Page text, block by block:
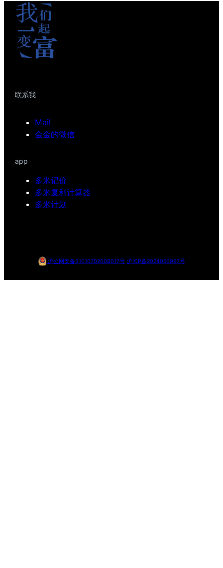
联系我
Mail
金金的微信
app
多米记价
多米复利计算器
多米计划
沪公网安备31010702008017号 沪ICP备2024056997号